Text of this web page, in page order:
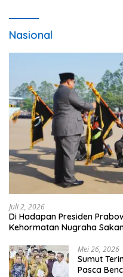
Nasional
Juli 2, 2026
Di Hadapan Presiden
Kehormatan Nugraha
Mei 26, 2026
Sumut
Pasca